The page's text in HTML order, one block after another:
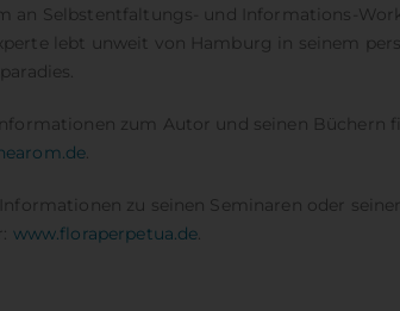
an Selbstentfaltungs- und Informations-
lebt unweit von Hamburg in seinem
Informationen zum Autor und seinen Büchern
.
Informationen zu seinen Seminaren oder
www.floraperpetua.de.
Bewertung:
100%
22,00 €
Inkl. 7% Steuern
Rating:
0%
22,00 €
Rating:
0%
27,00 €